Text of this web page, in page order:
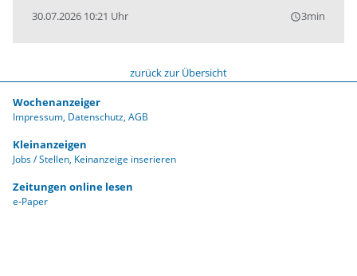
30.07.2026 10:21 Uhr query_builder3min
zurück zur Übersicht
Wochenanzeiger
Impressum Datenschutz AGB
Kleinanzeigen
Jobs / Stellen Keinanzeige inserieren
Zeitungen online lesen
e-Paper